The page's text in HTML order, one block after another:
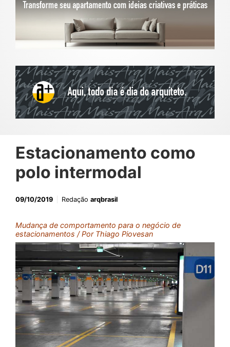
Estacionamento como
polo intermodal
09/10/2019 Redação arqbrasil
Mudança de comportamento para o negócio de
estacionamentos / Por Thiago Piovesan